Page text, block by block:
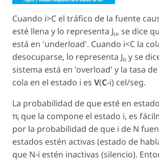
Cuando i>C el tráfico de la fuente
esté llena y lo representa Ju, se dice
está en 'underload'. Cuando i<C la
desocuparse, lo representa Jo y se
sistema está en 'overload' y la tasa
cola en el estado i es V(C-i) cel/seg.
La probabilidad de que esté en
πi que la compone el estado i, es
por la probabilidad de que i de N
estados estén activas (estado de
que N-i estén inactivas (silencio).